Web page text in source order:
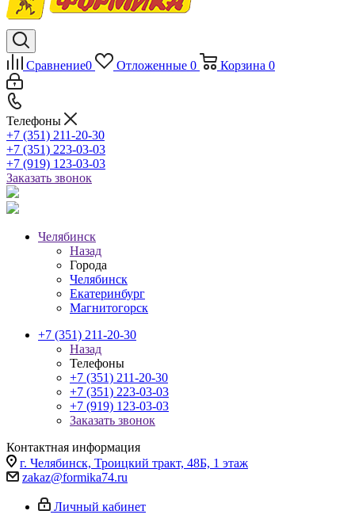
Сравнение0 Отложенные 0 Корзина 0
Телефоны
+7 (351) 211-20-30
+7 (351) 223-03-03
+7 (919) 123-03-03
Заказать звонок
Челябинск
Назад
Города
Челябинск
Екатеринбург
Магнитогорск
+7 (351) 211-20-30
Назад
Телефоны
+7 (351) 211-20-30
+7 (351) 223-03-03
+7 (919) 123-03-03
Заказать звонок
Контактная информация
г. Челябинск, Троицкий тракт, 48Б, 1 этаж
zakaz@formika74.ru
Личный кабинет